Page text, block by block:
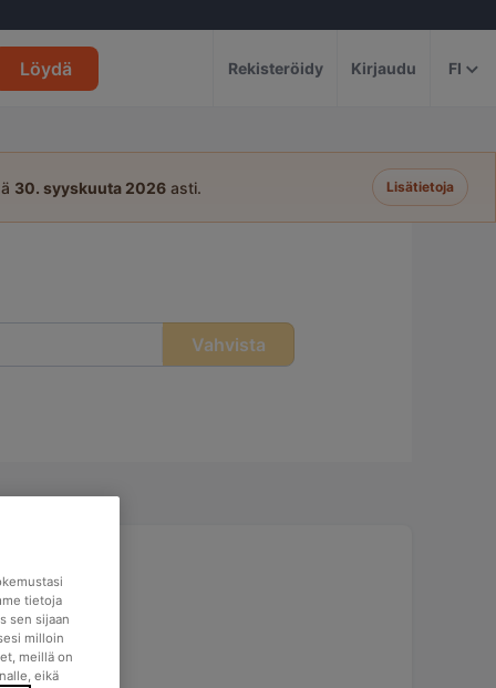
Löydä Rekisteröidy Kirjaudu FI
30. syyskuuta 2026 asti. Lisätietoja
Vahvista
tietoja
sen sijaan
milloin
meillä on
eikä